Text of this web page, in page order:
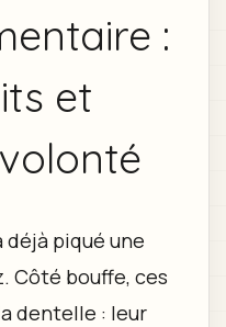
:
et
déjà piqué une
Côté bouffe, ces
dentelle : leur